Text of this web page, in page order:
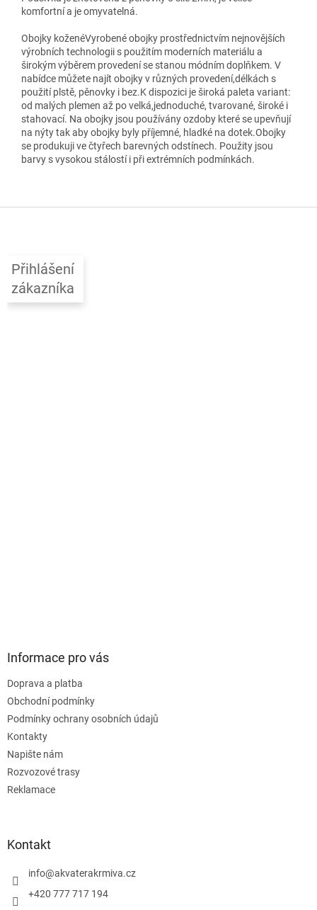
komfortní a je omyvatelná.
Obojky koženéVyrobené obojky prostřednictvím nejnovějších
výrobních technologii s použitím moderních materiálu a
širokým výběrem provedení se stanou módním doplňkem. V
nabídce můžete najít obojky v různých provedení,délkách s
použití plstě, pěnovky i bez.K dispozici je široká paleta variant:
od malých plemen až po velká,jednoduché, tvarované, široké i
stahovací. Na obojky jsou používány ozdoby které se upevňují
na nýty tak aby obojky byly příjemné, hladké na dotek.Obojky
se produkuji ve čtyřech barevných odstínech. Použity jsou
barvy s vysokou stálostí i při extrémních podmínkách.
Přihlášení
zákazníka
Informace pro vás
Doprava a platba
Obchodní podmínky
Podmínky ochrany osobních údajů
Kontakty
Napište nám
Rozvozové trasy
Reklamace
Kontakt
info@akvaterakrmiva.cz
+420 777 717 194